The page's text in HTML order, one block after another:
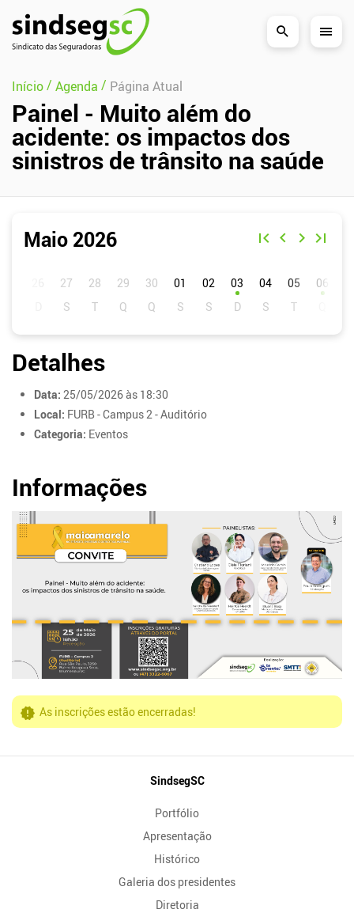
Pular Navegação (s)
Início/ Agenda / Página Atual
Painel - Muito além do
acidente: os impactos dos
sinistros de trânsito na saúde
Maio 2026
01 02 03 04 05 06
Detalhes
Data: 25/05/2026 às 18:30
Local: FURB - Campus 2 - Auditório
Categoria: Eventos
Informações
As inscrições estão encerradas!
SindsegSC
Portfólio
Apresentação
Histórico
Galeria dos presidentes
Diretoria